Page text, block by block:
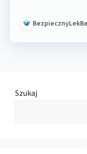
Szukaj